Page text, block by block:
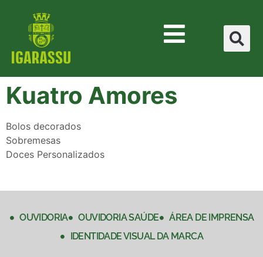
Kuatro Amores
Bolos decorados
Sobremesas
Doces Personalizados
OUVIDORIA OUVIDORIA SAÚDE
ÁREA DE IMPRENSA
IDENTIDADE VISUAL DA MARCA